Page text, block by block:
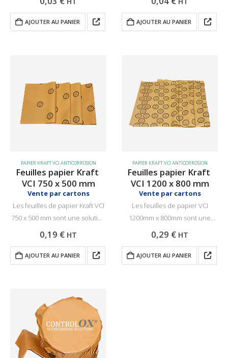
métaux, pièces de machines et
d’ingénierie électrique. Facile…
AJOUTER AU PANIER
métaux, pièces de machines et
d’ingénierie électrique. Facile…
AJOUTER AU PANIER
PAPIER KRAFT VCI ANTICORROSION
Feuilles papier Kraft
VCI 750 x 500 mm
Vente par cartons
Les feuilles de papier Kraft VCI
750 x 500 mm sont une solution
efficace et économique pour
métalliques de la corrosion
pendant le stockage et le
0,19 € HT
AJOUTER AU PANIER
PAPIER KRAFT VCI ANTICORROSION
Feuilles papier Kraft
VCI 1200 x 800 mm
Vente par cartons
Les feuilles de papier VCI
1200mm x 800mm sont une
solution efficace et
produits métalliques de grande
taille de la corrosion pendant le
0,29 € HT
AJOUTER AU PANIER